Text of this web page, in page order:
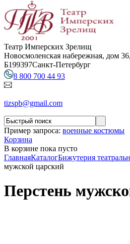
Театр Имперских Зрелищ
Новосмоленская набережная, дом
Б199397Санкт-Петербург
8 800 700 44 93
tizspb@gmail.com
Пример запроса: военные костюмы
Корзина
В корзине пока пусто
ГлавнаяКаталогБижутерия
мужской царский
Перстень